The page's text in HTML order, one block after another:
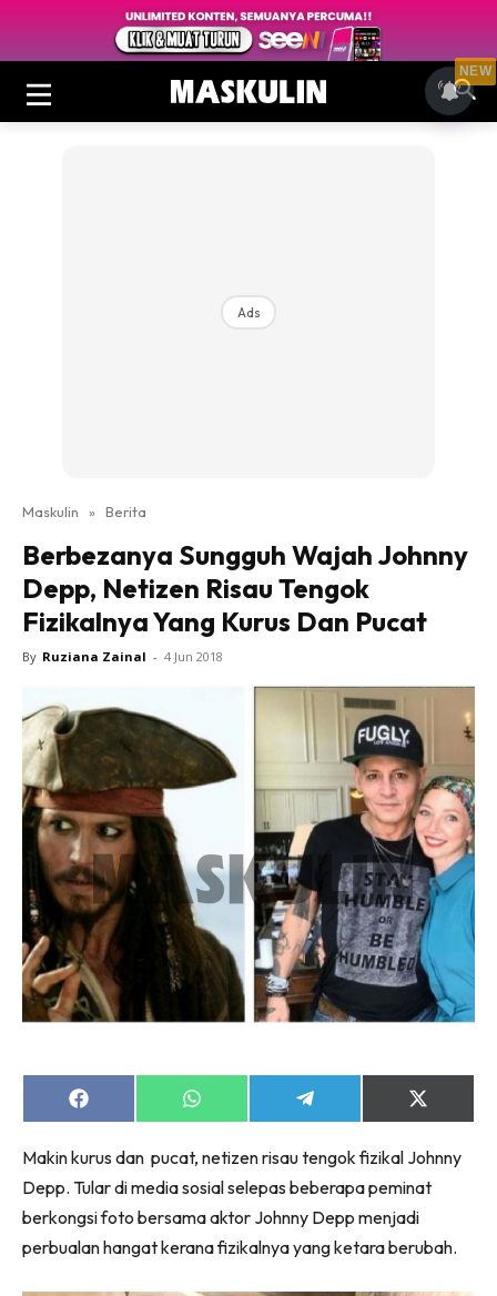
Ads
Maskulin » Berita
Berbezanya Sungguh Wajah Johnny
Depp, Netizen Risau Tengok
Fizikalnya Yang Kurus Dan Pucat
By Ruziana Zainal - 4 Jun 2018
Share
on
Share
on
Share
on
Share
on
(Twitter)
Makin kurus dan pucat, netizen risau tengok fizikal Johnny
Depp. Tular di media sosial selepas beberapa peminat
berkongsi foto bersama aktor Johnny Depp menjadi
perbualan hangat kerana fizikalnya yang ketara berubah.
NEW